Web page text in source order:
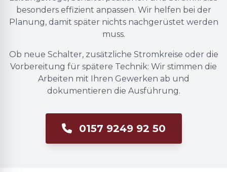
besonders effizient anpassen. Wir helfen bei der
Planung, damit später nichts nachgerüstet werden
muss.
Ob neue Schalter, zusätzliche Stromkreise oder die
Vorbereitung für spätere Technik: Wir stimmen die
Arbeiten mit Ihren Gewerken ab und
dokumentieren die Ausführung.
0157 9249 92 50